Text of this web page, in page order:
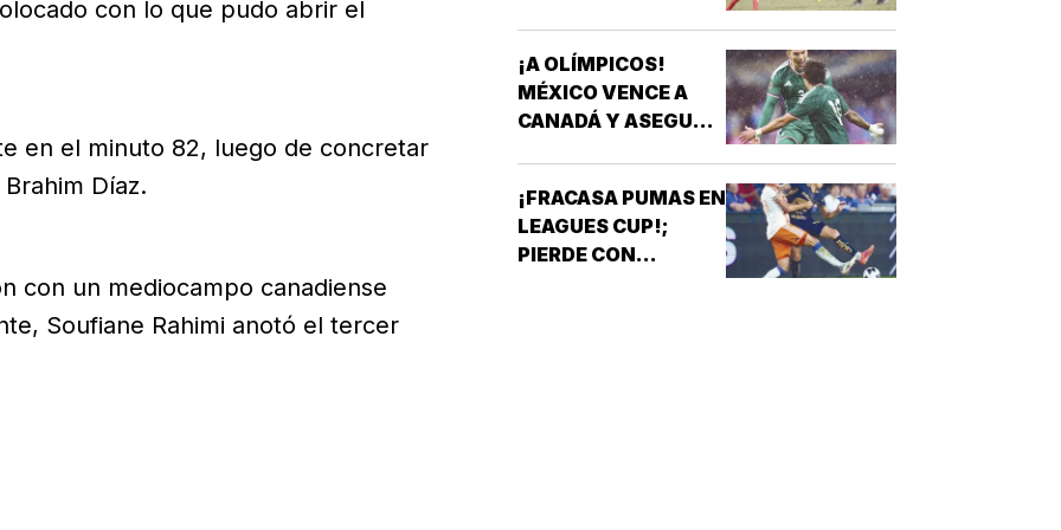
con lo que pudo abrir el
en el minuto 82, luego de concretar
Díaz.
con un mediocampo canadiense
Soufiane Rahimi anotó el tercer
*ANA ROSA GRAHAM…
¡A OLÍMPICOS!
MÉXICO VENCE A
CANADÁ Y ASEGURA
¡FRACASA PUMAS EN
LEAGUES CUP!;
PIERDE CON